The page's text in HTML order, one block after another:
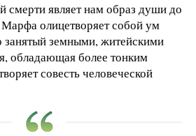
смерти являет нам образ души до
олицетворяет собой ум
занятый земными, житейскими
обладающая более тонким
совесть человеческой